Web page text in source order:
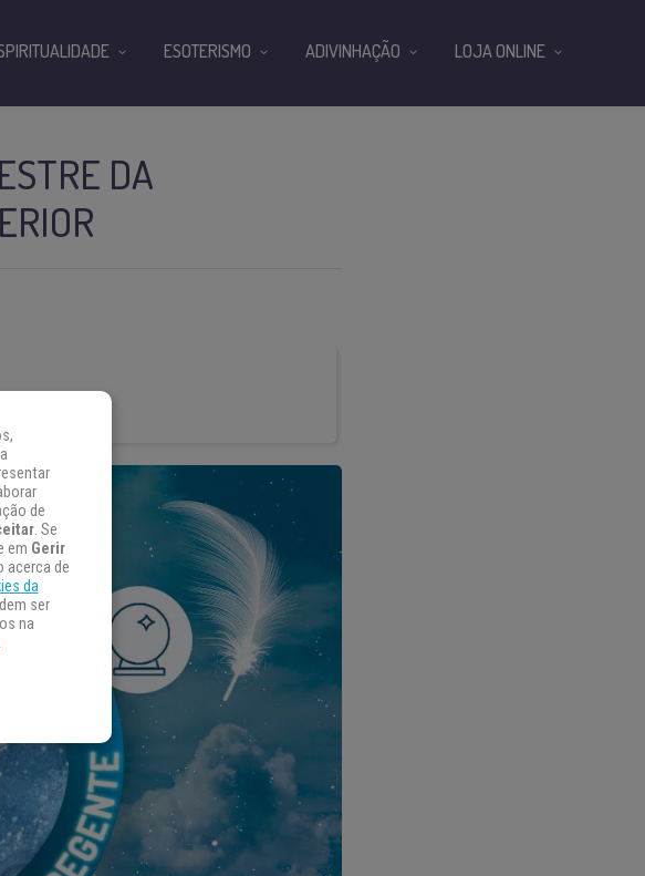
DA
ESOTERISMO ADIVINHAÇÃO LOJA ONLINE
de
. Se
em Gerir
acerca de
da
ser
na